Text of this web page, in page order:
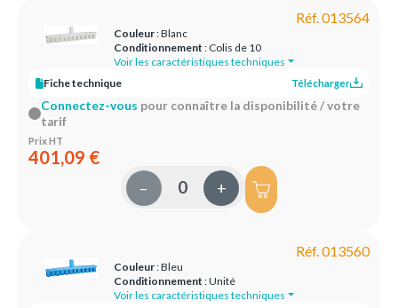
Réf. 013564
Couleur: Blanc
Conditionnement : Colis de 10
Voir les caractéristiques techniques
Fiche technique
Télécharger
Connectez-vous pour connaître la disponibilité / votre
tarif
Prix HT
401,09 €
– +
Réf. 013560
Couleur: Bleu
Conditionnement : Unité
Voir les caractéristiques techniques